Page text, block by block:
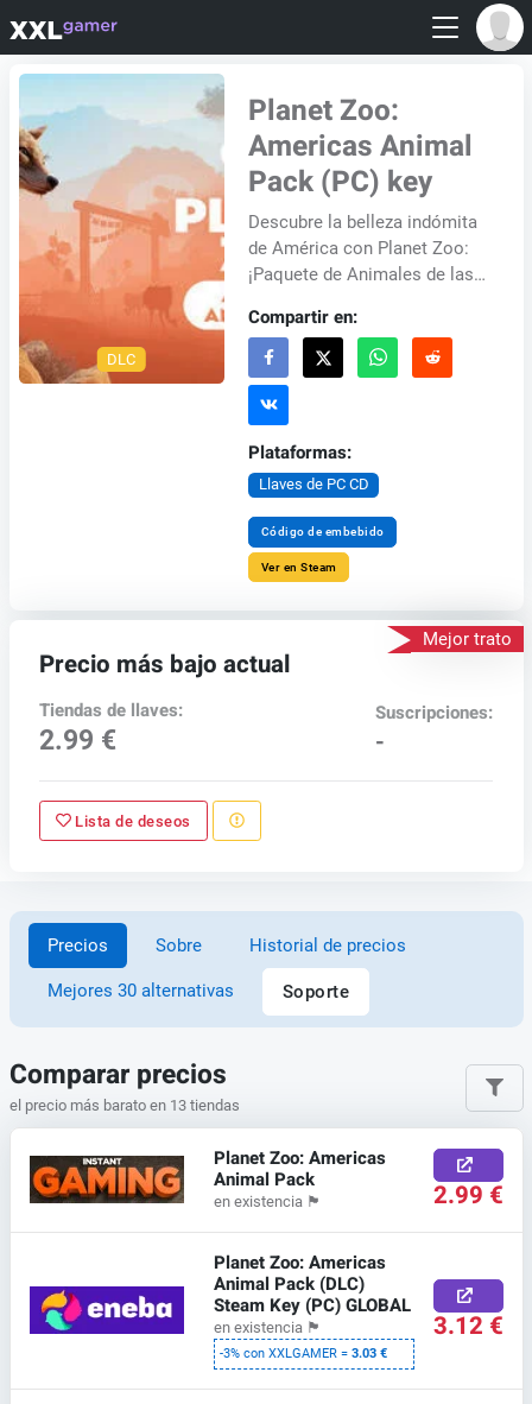
DLC
Planet Zoo:
Americas Animal
Pack (PC) key
Descubre la belleza indómita
de América con Planet Zoo:
¡Paquete de Animales de las
y variados ecosistemas de
América del...
Compartir en:
Plataformas:
Llaves de PC CD
Código de embebido
Ver en Steam
Mejor trato
Precio más bajo actual
Tiendas de llaves:
2.99 €
Suscripciones:
-
Lista de deseos
Precios Sobre Historial de precios
Mejores 30 alternativas Soporte
Comparar precios
el precio más barato en 13 tiendas
Planet Zoo: Americas
Animal Pack
en existencia 🏴 2.99 €
Planet Zoo: Americas
Animal Pack (DLC)
Steam Key (PC) GLOBAL
en existencia 🏴
-3% con XXLGAMER =3.03 €
3.12 €